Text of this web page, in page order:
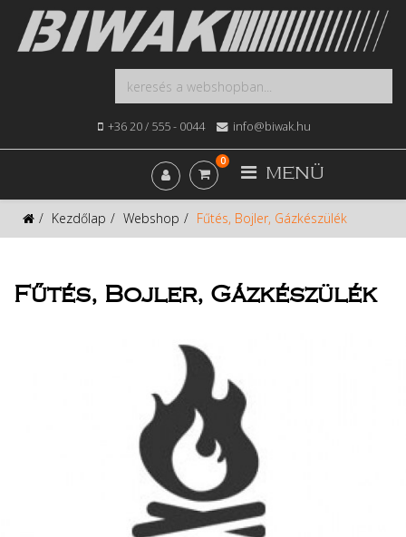
+36 20 / 555 - 0044 info@biwak.hu
MENÜ
0
Kezdőlap Webshop Fűtés, Bojler, Gázkészülék
Fűtés, Bojler, Gázkészülék